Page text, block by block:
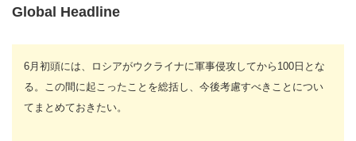
Global Headline
6月初頭には、ロシアがウクライナに軍事侵攻してから100日とな
る。この間に起こったことを総括し、今後考慮すべきことについ
てまとめておきたい。